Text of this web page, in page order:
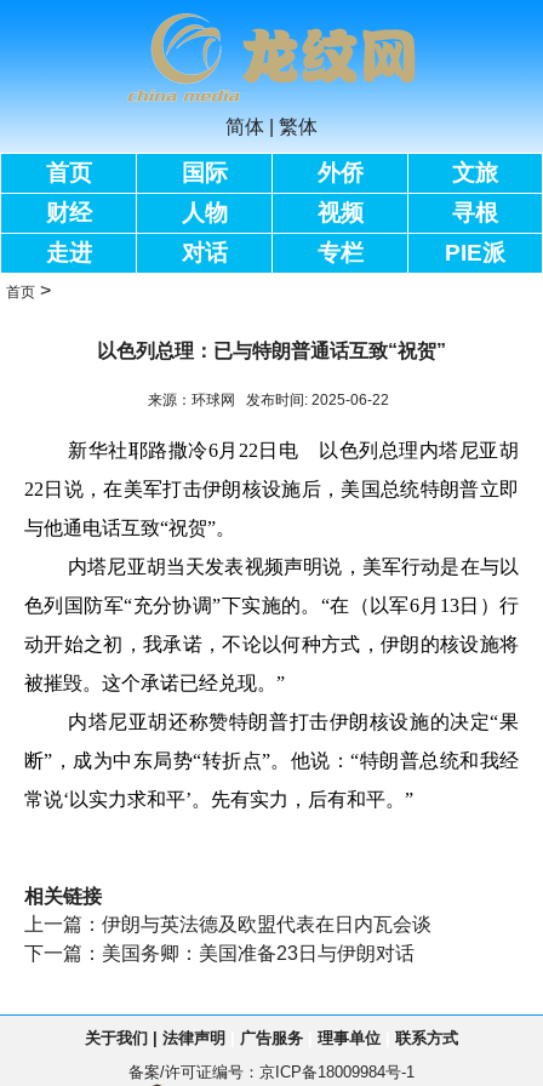
简体 繁体
首页 国际 外侨
文旅
财经
人物 视频
寻根
走进
对话 专栏 PIE派
首页 >
以色列总理：已与特朗普通话互致“祝贺”
来源：环球网 发布时间: 2025-06-22
新华社耶路撒冷6月22日电 以色列总理内塔尼亚胡
22日说，在美军打击伊朗核设施后，美国总统特朗普立即
与他通电话互致“祝贺”。
内塔尼亚胡当天发表视频声明说，美军行动是在与以
色列国防军“充分协调”下实施的。“在（以军6月13日）行
动开始之初，我承诺，不论以何种方式，伊朗的核设施将
被摧毁。这个承诺已经兑现。”
内塔尼亚胡还称赞特朗普打击伊朗核设施的决定“果
断”，成为中东局势“转折点”。他说：“特朗普总统和我经
常说‘以实力求和平’。先有实力，后有和平。”
相关链接
上一篇： 伊朗与英法德及欧盟代表在日内瓦会谈
下一篇： 美国务卿：美国准备23日与伊朗对话
关于我们 法律声明 广告服务 理事单位
联系方式
备案/许可证编号： 京ICP备18009984号-1